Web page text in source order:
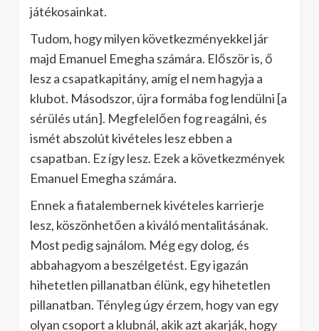
játékosainkat.
Tudom, hogy milyen következményekkel jár
majd Emanuel Emegha számára. Először is, ő
lesz a csapatkapitány, amíg el nem hagyja a
klubot. Másodszor, újra formába fog lendülni [a
sérülés után]. Megfelelően fog reagálni, és
ismét abszolút kivételes lesz ebben a
csapatban. Ez így lesz. Ezek a következmények
Emanuel Emegha számára.
Ennek a fiatalembernek kivételes karrierje
lesz, köszönhetően a kiváló mentalitásának.
Most pedig sajnálom. Még egy dolog, és
abbahagyom a beszélgetést. Egy igazán
hihetetlen pillanatban élünk, egy hihetetlen
pillanatban. Tényleg úgy érzem, hogy van egy
olyan csoport a klubnál, akik azt akarják, hogy